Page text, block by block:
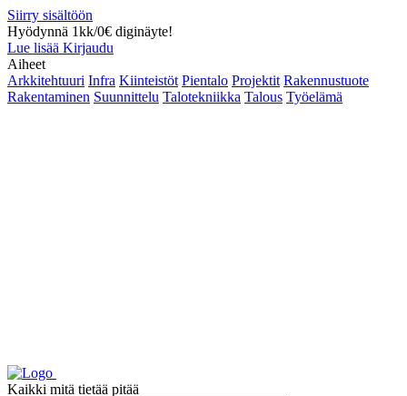
Siirry sisältöön
Hyödynnä 1kk/0€ diginäyte!
Lue lisää Kirjaudu
Aiheet
Arkkitehtuuri Infra Kiinteistöt Pientalo Projektit Rakennustuote
Rakentaminen Suunnittelu Talotekniikka Talous Työelämä
Kaikki mitä tietää pitää